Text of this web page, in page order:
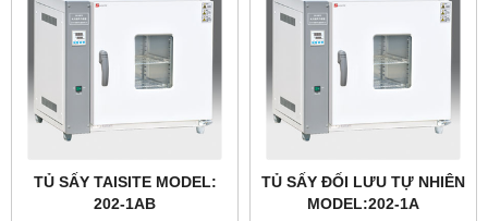
TỦ SẤY TAISITE MODEL:
202-1AB
TỦ SẤY ĐỐI LƯU TỰ NHIÊN
MODEL:202-1A